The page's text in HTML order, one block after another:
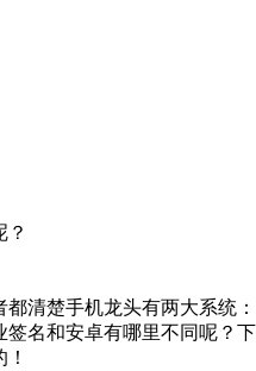
？
清楚手机龙头有两大系统：
名和安卓有哪里不同呢？下